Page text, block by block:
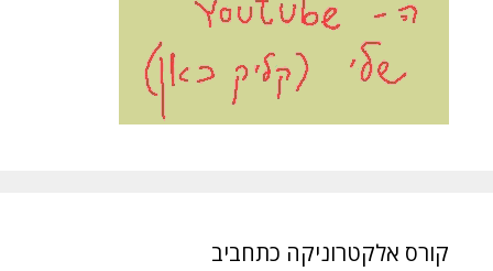
קורס אלקטרוניקה כתחביב